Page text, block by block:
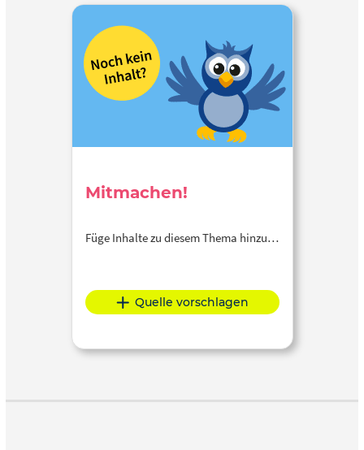
Mitmachen!
Füge Inhalte zu diesem Thema hinzu…
Quelle vorschlagen